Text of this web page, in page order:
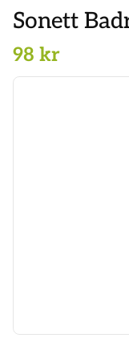
Sonett
98 kr